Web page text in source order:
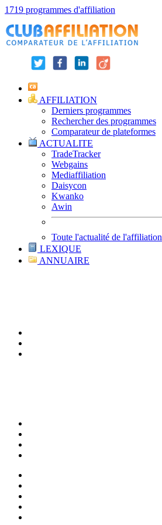
1719 programmes d'affiliation
AFFILIATION
Derniers programmes
Rechercher des programmes
Comparateur de plateformes
ACTUALITE
TradeTracker
Webgains
Mediaffiliation
Daisycon
Kwanko
Awin
Toute l'actualité de l'affiliation
LEXIQUE
ANNUAIRE